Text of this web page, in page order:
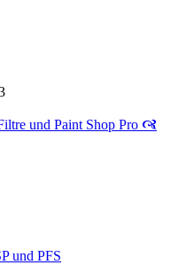
und Paint Shop Pro 🙧
und PFS